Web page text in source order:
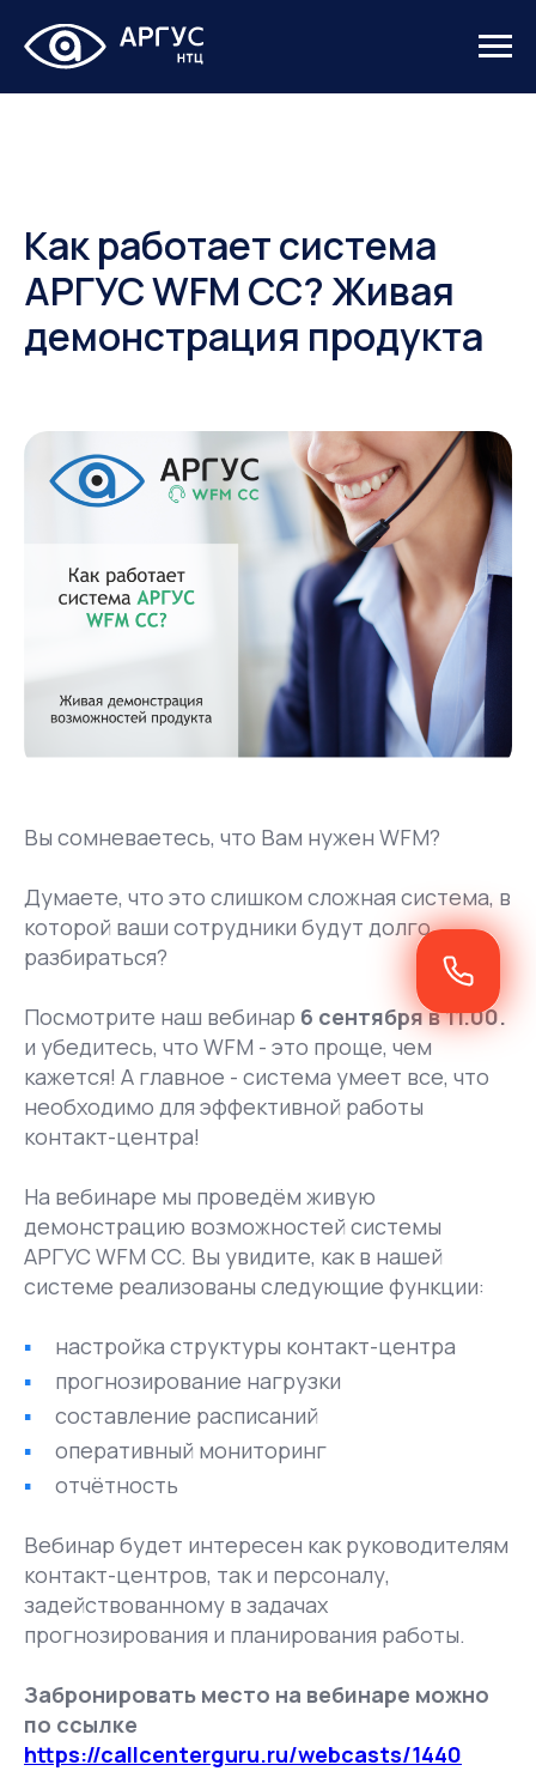
Как работает система
АРГУС WFM CC? Живая
демонстрация продукта
Вы сомневаетесь, что Вам нужен WFM?
Думаете, что это слишком сложная система, в
которой ваши сотрудники будут долго
разбираться?
Посмотрите наш вебинар 6 сентября в 11.00.
и убедитесь, что WFM - это проще, чем
кажется! А главное - система умеет все, что
необходимо для эффективной работы
контакт-центра!
На вебинаре мы проведём живую
демонстрацию возможностей системы
АРГУС WFM CC. Вы увидите, как в нашей
системе реализованы следующие функции:
настройка структуры контакт-центра
прогнозирование нагрузки
составление расписаний
оперативный мониторинг
отчётность
Вебинар будет интересен как руководителям
контакт-центров, так и персоналу,
задействованному в задачах
прогнозирования и планирования работы.
Забронировать место на вебинаре можно
по ссылке
https://callcenterguru.ru/webcasts/1440